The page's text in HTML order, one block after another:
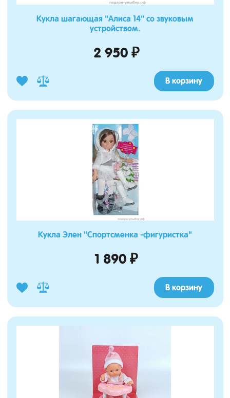
Кукла шагающая "Алиса 14" со звуковым
устройством.
2 950 ₽
В корзину
Кукла Элен "Спортсменка -фигуристка"
1 890 ₽
В корзину